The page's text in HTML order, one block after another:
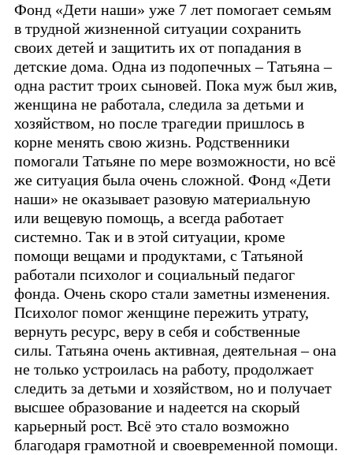
Фонд «Дети наши» уже 7 лет помогает семьям
в трудной жизненной ситуации сохранить
своих детей и защитить их от попадания в
детские дома. Одна из подопечных – Татьяна –
одна растит троих сыновей. Пока муж был жив,
женщина не работала, следила за детьми и
хозяйством, но после трагедии пришлось в
корне менять свою жизнь. Родственники
помогали Татьяне по мере возможности, но всё
же ситуация была очень сложной. Фонд «Дети
наши» не оказывает разовую материальную
или вещевую помощь, а всегда работает
системно. Так и в этой ситуации, кроме
помощи вещами и продуктами, с Татьяной
работали психолог и социальный педагог
фонда. Очень скоро стали заметны изменения.
Психолог помог женщине пережить утрату,
вернуть ресурс, веру в себя и собственные
силы. Татьяна очень активная, деятельная – она
не только устроилась на работу, продолжает
следить за детьми и хозяйством, но и получает
высшее образование и надеется на скорый
карьерный рост. Всё это стало возможно
благодаря грамотной и своевременной помощи.